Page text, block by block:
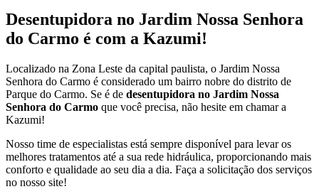
Desentupidora no Jardim Nossa Senhora
do Carmo é com a Kazumi!
Localizado na Zona Leste da capital paulista, o Jardim Nossa
Senhora do Carmo é considerado um bairro nobre do distrito de
Parque do Carmo. Se é de desentupidora no Jardim Nossa
Senhora do Carmo que você precisa, não hesite em chamar a
Kazumi!
Nosso time de especialistas está sempre disponível para levar os
melhores tratamentos até a sua rede hidráulica, proporcionando mais
conforto e qualidade ao seu dia a dia. Faça a solicitação dos serviços
no nosso site!